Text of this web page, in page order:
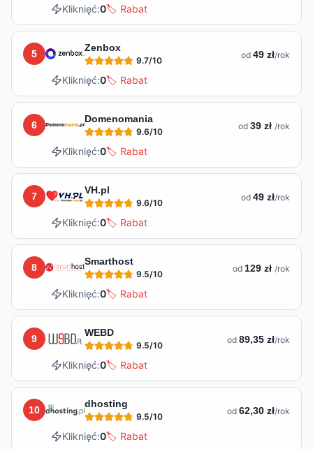
Kliknięć:0🏷️ Rabat
5
Zenbox
9.7/10 od 49 zł/rok
Kliknięć:0🏷️ Rabat
6
Domenomania
9.6/10 od 39 zł /rok
Kliknięć:0🏷️ Rabat
7
VH.pl
9.6/10 od 49 zł/rok
Kliknięć:0🏷️ Rabat
8
Smarthost
9.5/10 od 129 zł /rok
Kliknięć:0🏷️ Rabat
9
WEBD
9.5/10 od 89,35 zł/rok
Kliknięć:0🏷️ Rabat
10
dhosting
9.5/10 od 62,30 zł/rok
Kliknięć:0🏷️ Rabat